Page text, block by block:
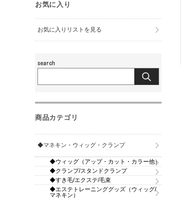
お気に入り
お気に入りリストを見る
商品カテゴリ
◆マネキン・ウィッグ・クランプ
◆ウィッグ（アップ・カット・カラー他）
◆クランプ/スタンドクランプ
◆すき毛/エクステ/毛束
◆エステトレーニンググッズ（ウィッグ/
マネキン）